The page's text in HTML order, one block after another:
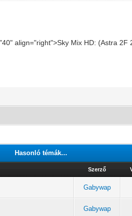
align="right">Sky Mix HD: (Astra 2F
Hasonló témák...
Szerző
Gabywap
Gabywap